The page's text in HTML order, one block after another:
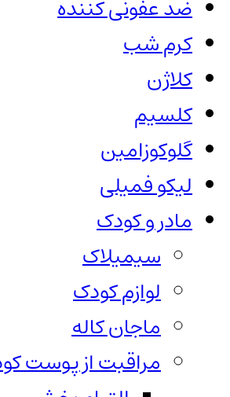
ضد عفونی کننده
کرم شب
کلاژن
کلسیم
گلوکوزامین
لیکو فمیلی
مادر و کودک
سیمیلاک
لوازم کودک
ماجان کاله
مراقبت از پوست